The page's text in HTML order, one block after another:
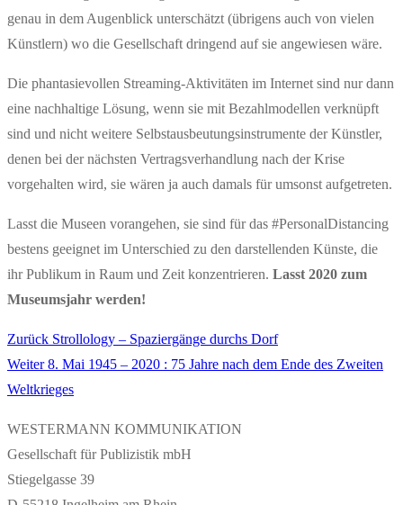
genau in dem Augenblick unterschätzt (übrigens auch von vielen
Künstlern) wo die Gesellschaft dringend auf sie angewiesen wäre.
Die phantasievollen Streaming-Aktivitäten im Internet sind nur dann
eine nachhaltige Lösung, wenn sie mit Bezahlmodellen verknüpft
sind und nicht weitere Selbstausbeutungsinstrumente der Künstler,
denen bei der nächsten Vertragsverhandlung nach der Krise
vorgehalten wird, sie wären ja auch damals für umsonst aufgetreten.
Lasst die Museen vorangehen, sie sind für das #PersonalDistancing
bestens geeignet im Unterschied zu den darstellenden Künste, die
ihr Publikum in Raum und Zeit konzentrieren. Lasst 2020 zum
Museumsjahr werden!
Beitragsnavigation
Zurück Vorheriger
Beitrag:
Strollology – Spaziergänge durchs Dorf
Weiter Nächster
Beitrag:
8. Mai 1945 – 2020 : 75 Jahre nach dem Ende des Zweiten
Weltkrieges
WESTERMANN KOMMUNIKATION
Gesellschaft für Publizistik mbH
Stiegelgasse 39